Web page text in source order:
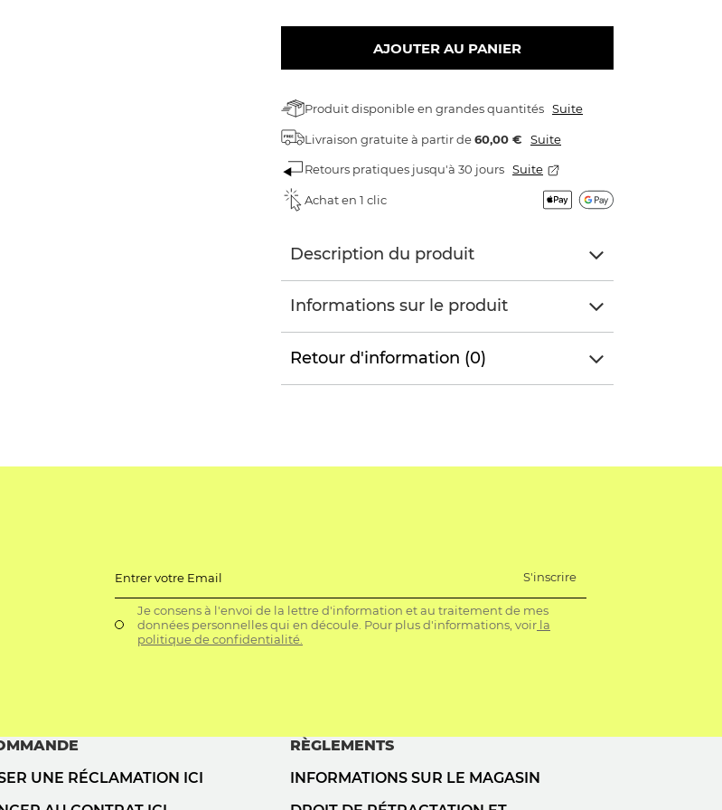
AJOUTER AU PANIER
Produit disponible en grandes quantités Suite
Livraison gratuiteà partir de60,00 € Suite
Retours pratiques jusqu'à 30 jours Suite
Achat en 1 clic
Description du produit
Informations sur le produit
Retour d'information (0)
Entrer votre Email S'inscrire
Je consens à l'envoi de la lettre d'information et au traitement de mes
données personnelles qui en découle. Pour plus d'informations, voir la
politique de confidentialité.
UNE RÉCLAMATION ICI
RÈGLEMENTS
INFORMATIONS SUR LE MAGASIN